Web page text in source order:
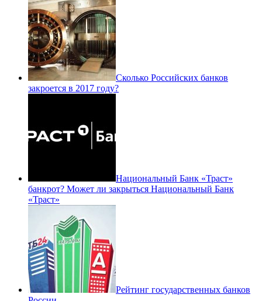
Сколько Российских банков
закроется в 2017 году?
Национальный Банк «Траст»
банкрот? Может ли закрыться Национальный Банк
«Траст»
Рейтинг государственных банков